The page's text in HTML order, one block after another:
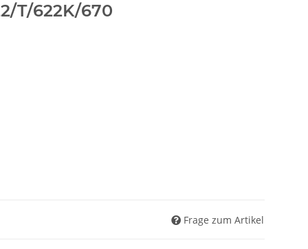
T/622K/670
Frage zum Artikel